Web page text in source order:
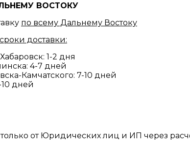
ВОСТОКУ
по всему Дальнему Востоку
доставки:
1-2 дня
4-7 дней
Камчатского: 7-10 дней
дней
от Юридических лиц и ИП через